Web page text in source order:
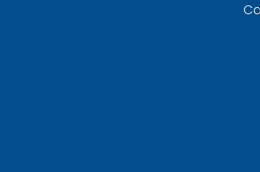
gerenciamento de resíduos